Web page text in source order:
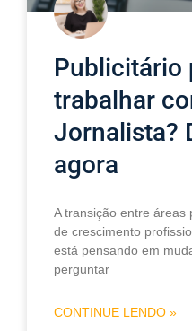
Publicitário
trabalhar
Jornalista?
agora
A transição entre áreas
de crescimento
está pensando em
perguntar
CONTINUE LENDO »